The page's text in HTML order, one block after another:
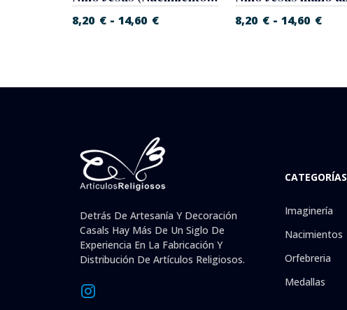
8,20 € - 14,60 € 8,20 € - 14,60 €
Detrás De Artesanía Y Decoración
Casals Hay Más De Un Siglo De
Experiencia En La Fabricación Y
Distribución De Artículos Religiosos.
CATEGORÍAS
Imaginería
Nacimientos
Orfebreria
Medallas